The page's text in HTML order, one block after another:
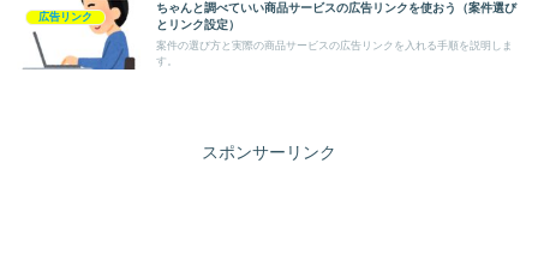
広告リンク
ちゃんと調べていい商品サービスの広告リンクを使おう（案件選び
とリンク設定）
案件の選び方と実際の商品サービスの広告リンクを入れる手順を説明しま
す。
スポンサーリンク